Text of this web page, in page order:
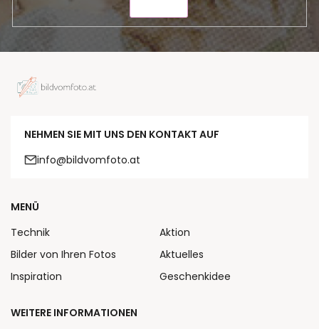
NEHMEN SIE MIT UNS DEN KONTAKT AUF
info@bildvomfoto.at
MENÜ
Technik
Bilder von Ihren Fotos
Inspiration
Aktion
Aktuelles
Geschenkidee
WEITERE INFORMATIONEN